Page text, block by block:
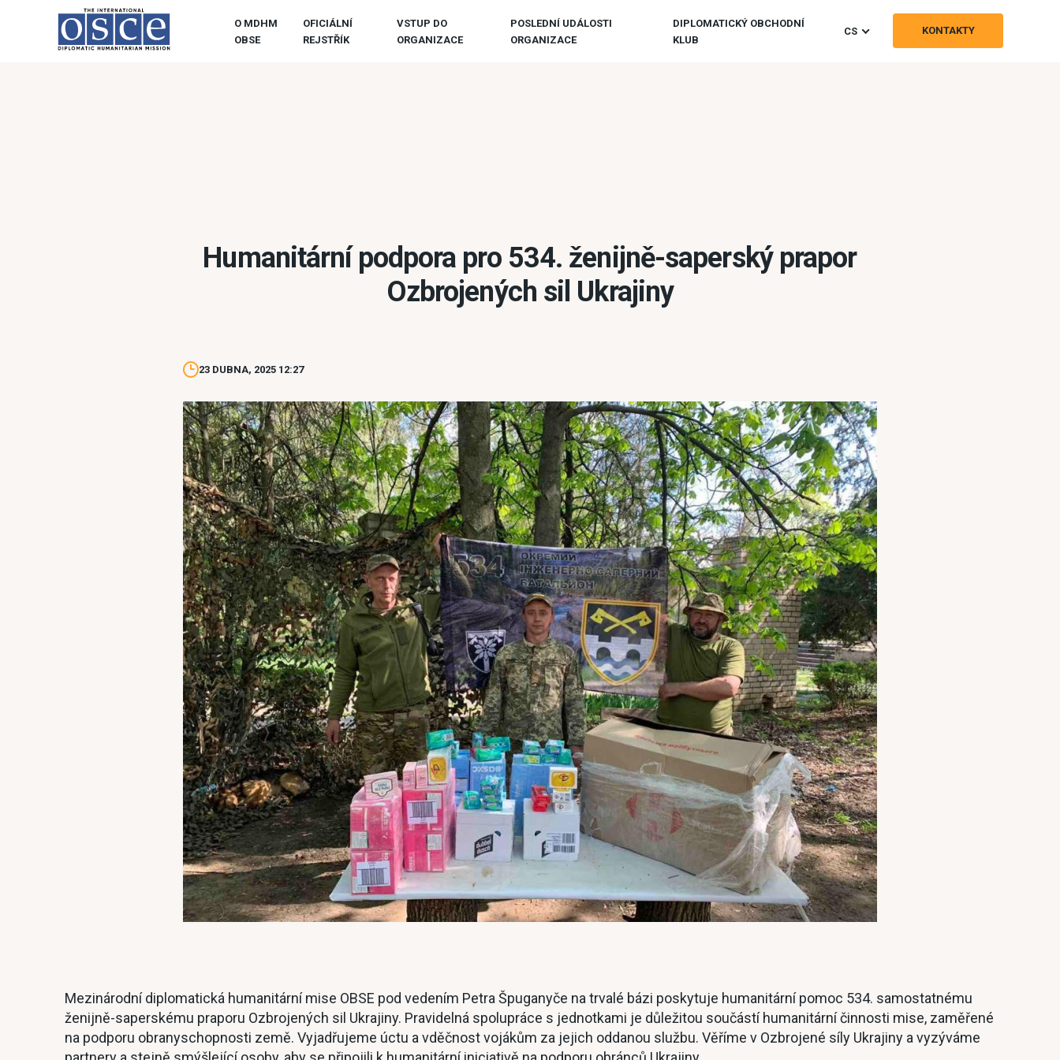
O MDHM
OBSE
OFICIÁLNÍ
REJSTŘÍK
VSTUP DO
ORGANIZACE
POSLEDNÍ UDÁLOSTI
ORGANIZACE
DIPLOMATICKÝ OBCHODNÍ
KLUB
CS KONTAKTY
Humanitární podpora pro 534. ženijně-saperský prapor
Ozbrojených sil Ukrajiny
23 DUBNA, 2025 12:27
Mezinárodní diplomatická humanitární mise OBSE pod vedením Petra Špuganyče na trvalé bázi poskytuje humanitární pomoc 534. samostatnému
ženijně-saperskému praporu Ozbrojených sil Ukrajiny. Pravidelná spolupráce s jednotkami je důležitou součástí humanitární činnosti mise, zaměřené
na podporu obranyschopnosti země. Vyjadřujeme úctu a vděčnost vojákům za jejich oddanou službu. Věříme v Ozbrojené síly Ukrajiny a vyzýváme